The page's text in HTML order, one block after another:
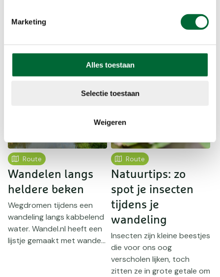
Marketing
Alles toestaan
Selectie toestaan
Weigeren
Duinparelmoervlinder
Lees ook
Route
Wandelen langs
heldere beken
Wegdromen tijdens een
wandeling langs kabbelend
water. Wandel.nl heeft een
lijstje gemaakt met wande...
Route
Natuurtips: zo
spot je insecten
tijdens je
wandeling
Insecten zijn kleine beestjes
die voor ons oog
verscholen lijken, toch
zitten ze in grote getale om